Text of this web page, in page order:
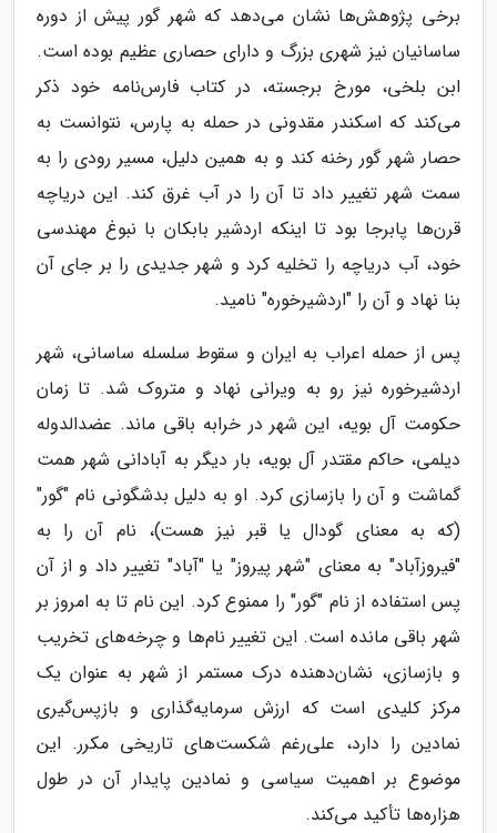
برخی پژوهش‌ها نشان می‌دهد که شهر گور پیش از دوره
ساسانیان نیز شهری بزرگ و دارای حصاری عظیم بوده است.
ابن بلخی، مورخ برجسته، در کتاب فارس‌نامه خود ذکر
می‌کند که اسکندر مقدونی در حمله به پارس، نتوانست به
حصار شهر گور رخنه کند و به همین دلیل، مسیر رودی را به
سمت شهر تغییر داد تا آن را در آب غرق کند. این دریاچه
قرن‌ها پابرجا بود تا اینکه اردشیر بابکان با نبوغ مهندسی
خود، آب دریاچه را تخلیه کرد و شهر جدیدی را بر جای آن
بنا نهاد و آن را "اردشیرخوره" نامید.
پس از حمله اعراب به ایران و سقوط سلسله ساسانی، شهر
اردشیرخوره نیز رو به ویرانی نهاد و متروک شد. تا زمان
حکومت آل بویه، این شهر در خرابه باقی ماند. عضدالدوله
دیلمی، حاکم مقتدر آل بویه، بار دیگر به آبادانی شهر همت
گماشت و آن را بازسازی کرد. او به دلیل بدشگونی نام "گور"
(که به معنای گودال یا قبر نیز هست)، نام آن را به
"فیروزآباد" به معنای "شهر پیروز" یا "آباد" تغییر داد و از آن
پس استفاده از نام "گور" را ممنوع کرد. این نام تا به امروز بر
شهر باقی مانده است. این تغییر نام‌ها و چرخه‌های تخریب
و بازسازی، نشان‌دهنده درک مستمر از شهر به عنوان یک
مرکز کلیدی است که ارزش سرمایه‌گذاری و بازپس‌گیری
نمادین را دارد، علی‌رغم شکست‌های تاریخی مکرر. این
موضوع بر اهمیت سیاسی و نمادین پایدار آن در طول
هزاره‌ها تأکید می‌کند.